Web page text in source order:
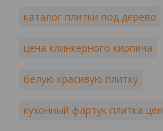
каталог плитки под дерево
цена клинкерного кирпича
белую красивую плитку
кухонный фартук плитка